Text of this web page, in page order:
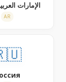
الإمارات
AR